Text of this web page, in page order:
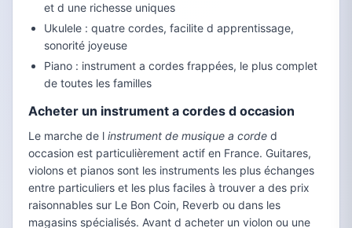
et d une richesse uniques
Ukulele : quatre cordes, facilite d apprentissage,
sonorité joyeuse
Piano : instrument a cordes frappées, le plus complet
de toutes les familles
Acheter un instrument a cordes d occasion
Le marche de l instrument de musique a corde d
occasion est particulièrement actif en France. Guitares,
violons et pianos sont les instruments les plus échanges
entre particuliers et les plus faciles à trouver a des prix
raisonnables sur Le Bon Coin, Reverb ou dans les
magasins spécialisés. Avant d acheter un violon ou une